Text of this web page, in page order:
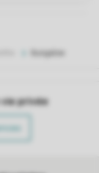
privée